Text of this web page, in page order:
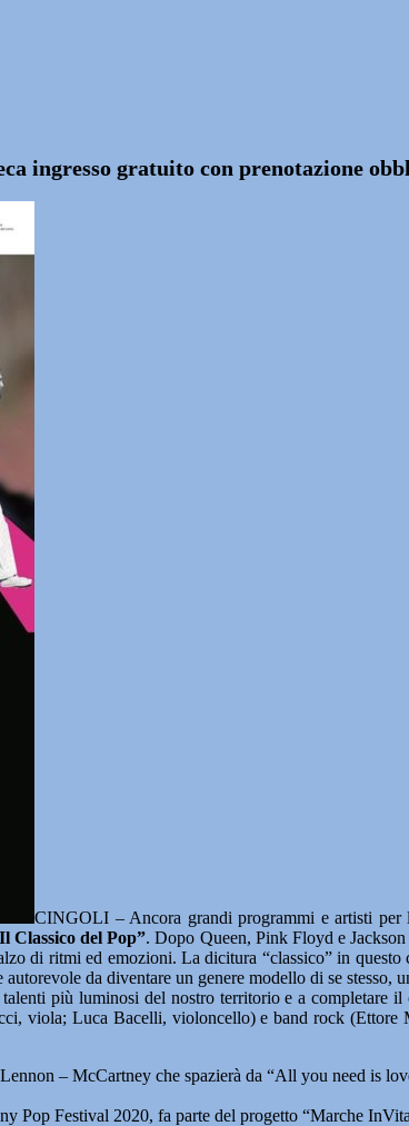
ingresso gratuito con prenotazione
CINGOLI – Ancora grandi programmi e artisti per
Classico del Pop”. Dopo Queen, Pink Floyd e
di ritmi ed emozioni. La dicitura “classico” in
da diventare un genere modello di se stesso,
più luminosi del nostro territorio e a completare
viola; Luca Bacelli, violoncello) e band rock (Ettore
– McCartney che spazierà da “All you need is
Pop Festival 2020, fa parte del progetto “Marche